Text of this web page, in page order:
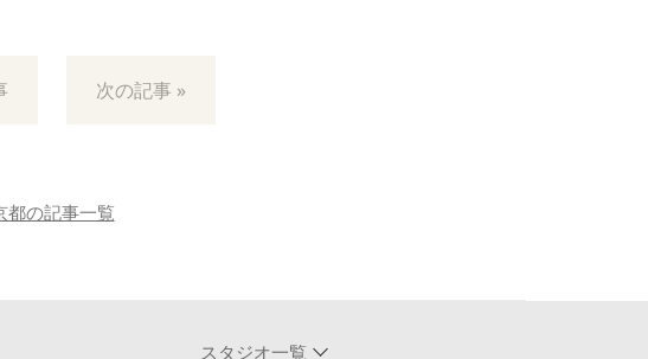
次の記事 »
都の記事一覧
スタジオ一覧